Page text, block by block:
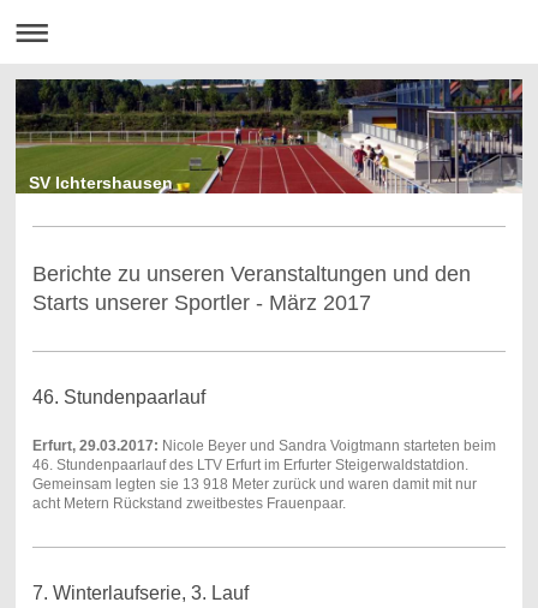
SV Ichtershausen
Berichte zu unseren Veranstaltungen und den
Starts unserer Sportler - März 2017
46. Stundenpaarlauf
Erfurt, 29.03.2017: Nicole Beyer und Sandra Voigtmann starteten beim
46. Stundenpaarlauf des LTV Erfurt im Erfurter Steigerwaldstatdion.
Gemeinsam legten sie 13 918 Meter zurück und waren damit mit nur
acht Metern Rückstand zweitbestes Frauenpaar.
7. Winterlaufserie, 3. Lauf